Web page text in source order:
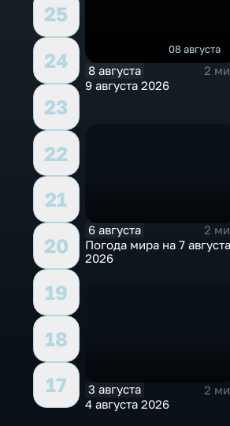
25
24
23
22
21
20
19
18
17
08 августа
8 августа
2
9 августа 2026
6 августа
2
Погода мира на 7 августа
2026
3 августа
2
4 августа 2026